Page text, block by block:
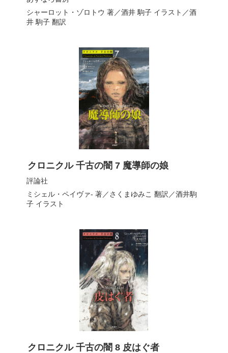
シャーロット・ゾロトウ 著／酒井 駒子イラスト／酒
井 駒子翻訳
クロニクル 千古の闇 7 魔導師の娘
評論社
ミシェル・ペイヴァ- 著／さくまゆみこ 翻訳／酒井駒
子イラスト
クロニクル 千古の闇 8 皮はぐ者